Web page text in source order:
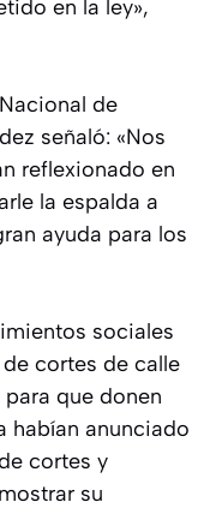
en la ley»,
de
señaló: «Nos
reflexionado en
la espalda a
ayuda para los
sociales
cortes de calle
que donen
habían anunciado
cortes y
su